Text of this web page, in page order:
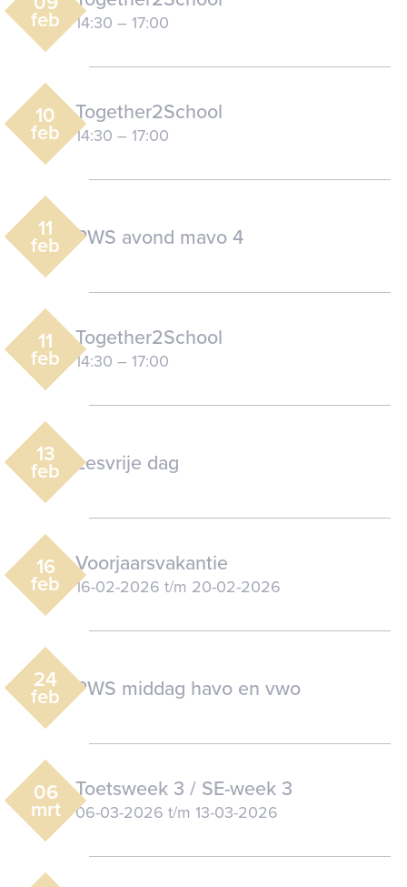
feb 14:30 – 17:00
10
feb
Together2School
14:30 – 17:00
11
feb PWS avond mavo 4
11
feb
Together2School
14:30 – 17:00
13
feb Lesvrije dag
16
feb
Voorjaarsvakantie
16-02-2026 t/m 20-02-2026
24
feb PWS middag havo en vwo
06
mrt
Toetsweek 3 / SE-week 3
06-03-2026 t/m 13-03-2026